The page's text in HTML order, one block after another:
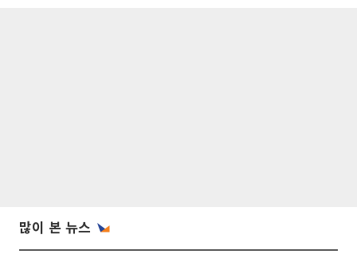
많이 본 뉴스